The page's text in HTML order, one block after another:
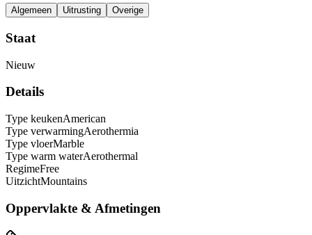
Algemeen Uitrusting Overige
Staat
Nieuw
Details
Type keukenAmerican
Type verwarmingAerothermia
Type vloerMarble
Type warm waterAerothermal
RegimeFree
UitzichtMountains
Oppervlakte & Afmetingen